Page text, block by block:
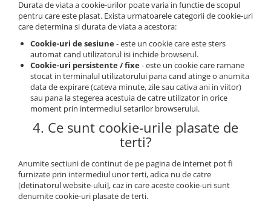
Durata de viata a cookie-urilor poate varia in functie de scopul
pentru care este plasat. Exista urmatoarele categorii de cookie-uri
care determina si durata de viata a acestora:
Cookie-uri de sesiune- este un cookie care este sters
automat cand utilizatorul isi inchide browserul.
Cookie-uri persistente / fixe- este un cookie care ramane
stocat in terminalul utilizatorului pana cand atinge o anumita
data de expirare (cateva minute, zile sau cativa ani in viitor)
sau pana la stegerea acestuia de catre utilizator in orice
moment prin intermediul setarilor browserului.
4. Ce sunt cookie-urile plasate de
terti?
Anumite sectiuni de continut de pe pagina de internet pot fi
furnizate prin intermediul unor terti, adica nu de catre
[detinatorul website-ului], caz in care aceste cookie-uri sunt
denumite cookie-uri plasate de terti.